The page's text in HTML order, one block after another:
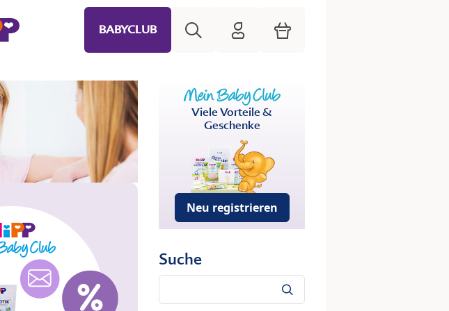
BABYCLUB HiPP Mein Babyclub
Warenkorb
Viele Vorteile &
Geschenke
Neu registrieren
Suche